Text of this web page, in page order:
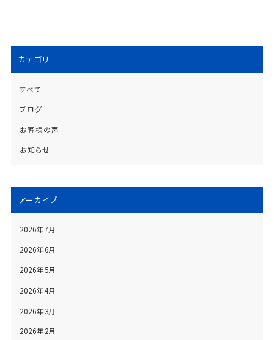
カテゴリ
すべて
ブログ
お客様の声
お知らせ
アーカイブ
2026年7月
2026年6月
2026年5月
2026年4月
2026年3月
2026年2月